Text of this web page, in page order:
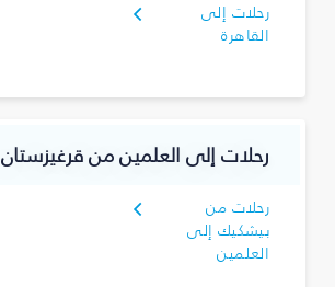
رحلات إلى
القاهرة
رحلات إلى العلمين من قرغيزستان
رحلات من
بيشكيك إلى
العلمين